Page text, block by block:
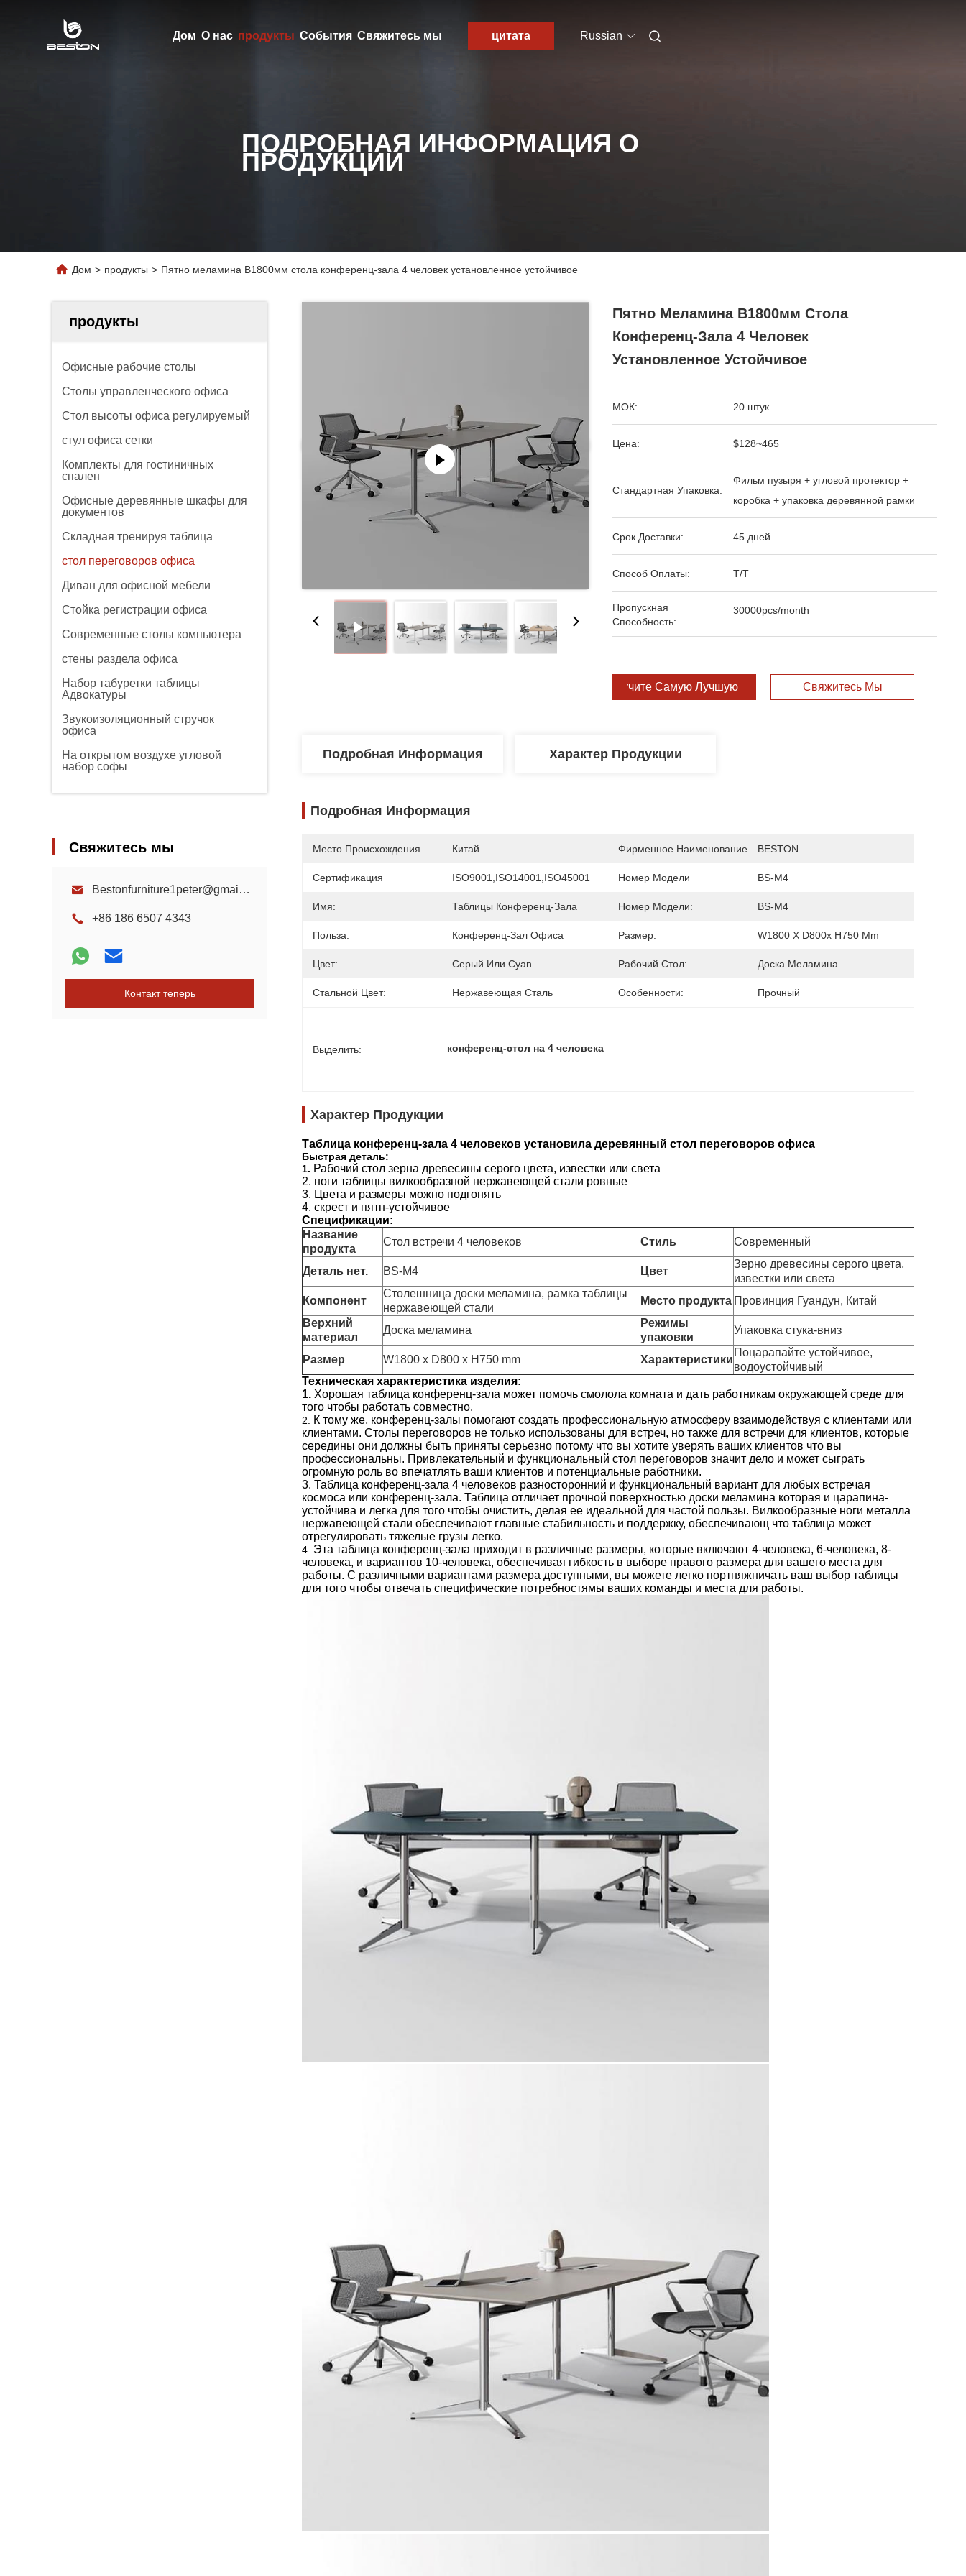
Дом О нас продукты События Свяжитесь мы цитата Russian
ПОДРОБНАЯ ИНФОРМАЦИЯ О
ПРОДУКЦИИ
Дом > продукты > Пятно меламина В1800мм стола конференц-зала 4 человек установленное устойчивое
продукты
Офисные рабочие столы
Столы управленческого офиса
Стол высоты офиса регулируемый
стул офиса сетки
Комплекты для гостиничных
спален
Офисные деревянные шкафы для
документов
Складная тренируя таблица
стол переговоров офиса
Диван для офисной мебели
Стойка регистрации офиса
Современные столы компьютера
стены раздела офиса
Набор табуретки таблицы
Адвокатуры
Звукоизоляционный стручок
офиса
На открытом воздухе угловой
набор софы
Свяжитесь мы
Bestonfurniture1peter@gmail.com
+86 186 6507 4343
Контакт теперь
Пятно Меламина В1800мм Стола
Конференц-Зала 4 Человек
Установленное Устойчивое
МОК: 20 штук
Цена: $128~465
Стандартная Упаковка:
Фильм пузыря + угловой протектор +
коробка + упаковка деревянной рамки
Срок Доставки: 45 дней
Способ Оплаты: T/T
Пропускная
Способность:
30000pcs/month
Получите Самую Лучшую Цену Свяжитесь Мы
Подробная Информация Характер Продукции
Подробная Информация
Место Происхождения Китай Фирменное Наименование BESTON
Сертификация ISO9001,ISO14001,ISO45001 Номер Модели BS-M4
Имя: Таблицы Конференц-Зала Номер Модели: BS-M4
Польза: Конференц-Зал Офиса Размер: W1800 X D800x H750 Mm
Цвет: Серый Или Cyan Рабочий Стол: Доска Меламина
Стальной Цвет: Нержавеющая Сталь Особенности: Прочный
Выделить: конференц-стол на 4 человека
Характер Продукции
Таблица конференц-зала 4 человеков установила деревянный стол переговоров офиса
Быстрая деталь:
1. Рабочий стол зерна древесины серого цвета, известки или света
2. ноги таблицы вилкообразной нержавеющей стали ровные
3. Цвета и размеры можно подгонять
4. скрест и пятн-устойчивое
Спецификации:
Название
продукта
Стол встречи 4 человеков Стиль Современный
Деталь нет. BS-M4 Цвет
Зерно древесины серого цвета,
известки или света
Компонент
Столешница доски меламина, рамка таблицы
нержавеющей стали
Место продукта Провинция Гуандун, Китай
Верхний
материал
Доска меламина
Режимы
упаковки
Упаковка стука-вниз
Размер W1800 x D800 x H750 mm Характеристики
Поцарапайте устойчивое,
водоустойчивый
Техническая характеристика изделия:
1. Хорошая таблица конференц-зала может помочь смолола комната и дать работникам окружающей среде для
того чтобы работать совместно.
2.
К тому же, конференц-залы помогают создать профессиональную атмосферу взаимодействуя с клиентами или
клиентами. Столы переговоров не только использованы для встреч, но также для встречи для клиентов, которые
середины они должны быть приняты серьезно потому что вы хотите уверять ваших клиентов что вы
профессиональны. Привлекательный и функциональный стол переговоров значит дело и может сыграть
огромную роль во впечатлять ваши клиентов и потенциальные работники.
3. Таблица конференц-зала 4 человеков разносторонний и функциональный вариант для любых встречая
космоса или конференц-зала. Таблица отличает прочной поверхностью доски меламина которая и царапина-
устойчива и легка для того чтобы очистить, делая ее идеальной для частой пользы. Вилкообразные ноги металла
нержавеющей стали обеспечивают главные стабильность и поддержку, обеспечивающ что таблица может
отрегулировать тяжелые грузы легко.
4. Эта таблица конференц-зала приходит в различные размеры, которые включают 4-человека, 6-человека, 8-
человека, и вариантов 10-человека, обеспечивая гибкость в выборе правого размера для вашего места для
работы. С различными вариантами размера доступными, вы можете легко портняжничать ваш выбор таблицы
для того чтобы отвечать специфические потребностямы ваших команды и места для работы.